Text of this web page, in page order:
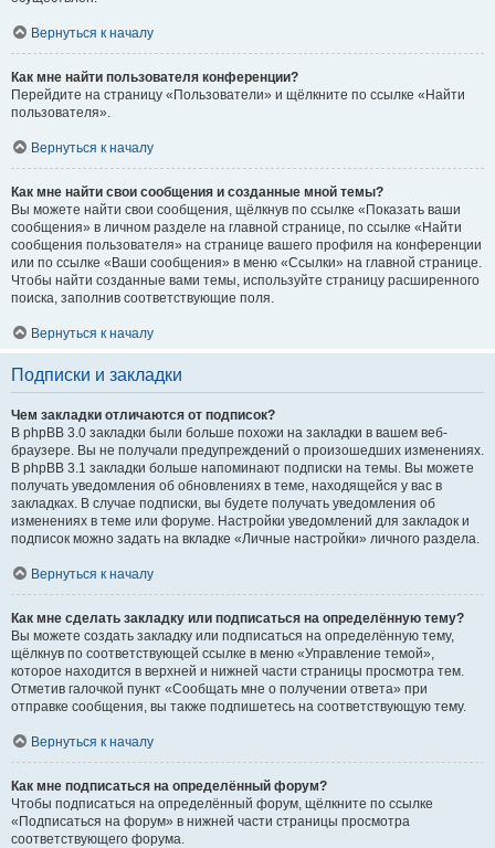
Вернуться к началу
Как мне найти пользователя конференции?
Перейдите на страницу «Пользователи» и щёлкните по ссылке «Найти
пользователя».
Вернуться к началу
Как мне найти свои сообщения и созданные мной темы?
Вы можете найти свои сообщения, щёлкнув по ссылке «Показать ваши
сообщения» в личном разделе на главной странице, по ссылке «Найти
сообщения пользователя» на странице вашего профиля на конференции
или по ссылке «Ваши сообщения» в меню «Ссылки» на главной странице.
Чтобы найти созданные вами темы, используйте страницу расширенного
поиска, заполнив соответствующие поля.
Вернуться к началу
Подписки и закладки
Чем закладки отличаются от подписок?
В phpBB 3.0 закладки были больше похожи на закладки в вашем веб-
браузере. Вы не получали предупреждений о произошедших изменениях.
В phpBB 3.1 закладки больше напоминают подписки на темы. Вы можете
получать уведомления об обновлениях в теме, находящейся у вас в
закладках. В случае подписки, вы будете получать уведомления об
изменениях в теме или форуме. Настройки уведомлений для закладок и
подписок можно задать на вкладке «Личные настройки» личного раздела.
Вернуться к началу
Как мне сделать закладку или подписаться на определённую тему?
Вы можете создать закладку или подписаться на определённую тему,
щёлкнув по соответствующей ссылке в меню «Управление темой»,
которое находится в верхней и нижней части страницы просмотра тем.
Отметив галочкой пункт «Сообщать мне о получении ответа» при
отправке сообщения, вы также подпишетесь на соответствующую тему.
Вернуться к началу
Как мне подписаться на определённый форум?
Чтобы подписаться на определённый форум, щёлкните по ссылке
«Подписаться на форум» в нижней части страницы просмотра
соответствующего форума.